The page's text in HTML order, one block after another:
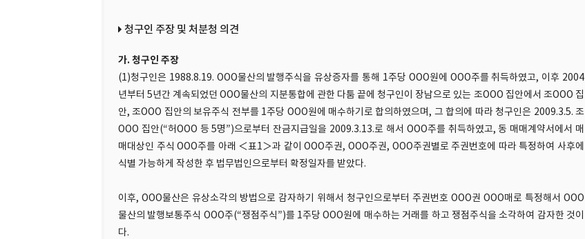
청구인 주장 및 처분청 의견
가. 청구인 주장
(1)청구인은 1988.8.19. OOO물산의 발행주식을 유상증자를 통해 1주당 OOO원에 OOO주를 취득하였고, 이후 2004
년부터 5년간 계속되었던 OOO물산의 지분통합에 관한 다툼 끝에 청구인이 장남으로 있는 조OOO 집안에서 조OOO 집
안, 조OOO 집안의 보유주식 전부를 1주당 OOO원에 매수하기로 합의하였으며, 그 합의에 따라 청구인은 2009.3.5. 조
OOO 집안(“허OOO 등 5명”)으로부터 잔금지급일을 2009.3.13.로 해서 OOO주를 취득하였고, 동 매매계약서에서 매
매대상인 주식 OOO주를 아래 ＜표1＞과 같이 OOO주권, OOO주권, OOO주권별로 주권번호에 따라 특정하여 사후에
식별 가능하게 작성한 후 법무법인으로부터 확정일자를 받았다.
이후, OOO물산은 유상소각의 방법으로 감자하기 위해서 청구인으로부터 주권번호 OOO권 OOO매로 특정해서 OOO
물산의 발행보통주식 OOO주(“쟁점주식”)를 1주당 OOO원에 매수하는 거래를 하고 쟁점주식을 소각하여 감자한 것이
다.